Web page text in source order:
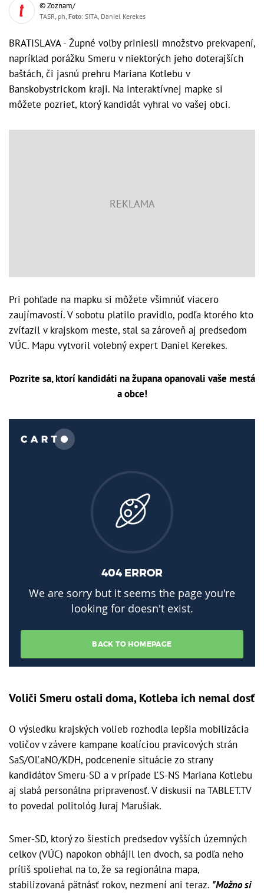
© Zoznam/
TASR, ph, Foto: SITA, Daniel Kerekes
BRATISLAVA - Župné voľby priniesli množstvo prekvapení,
napríklad porážku Smeru v niektorých jeho doterajších
baštách, či jasnú prehru Mariana Kotlebu v
Banskobystrickom kraji. Na interaktívnej mapke si
môžete pozrieť, ktorý kandidát vyhral vo vašej obci.
Pri pohľade na mapku si môžete všimnúť viacero
zaujímavostí. V sobotu platilo pravidlo, podľa ktorého kto
zvíťazil v krajskom meste, stal sa zároveň aj predsedom
VÚC. Mapu vytvoril volebný expert Daniel Kerekes.
Pozrite sa, ktorí kandidáti na župana opanovali vaše mestá
a obce!
Voliči Smeru ostali doma, Kotleba ich nemal dosť
O výsledku krajských volieb rozhodla lepšia mobilizácia
voličov v závere kampane koalíciou pravicových strán
SaS/OĽaNO/KDH, podcenenie situácie zo strany
kandidátov Smeru-SD a v prípade ĽS-NS Mariana Kotlebu
aj slabá personálna pripravenosť. V diskusii na TABLET.TV
to povedal politológ Juraj Marušiak.
Smer-SD, ktorý zo šiestich predsedov vyšších územných
celkov (VÚC) napokon obhájil len dvoch, sa podľa neho
príliš spoliehal na to, že sa regionálna mapa,
stabilizovaná pätnásť rokov, nezmení ani teraz. "Možno si